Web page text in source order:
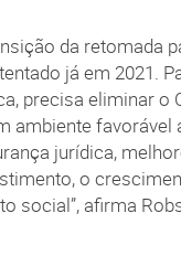
da retomada
já em 2021.
precisa eliminar o
ambiente favorável
jurídica,
o
social”, afirma